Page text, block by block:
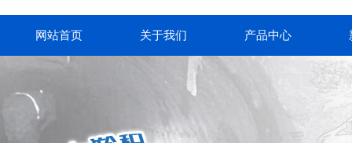
网站首页 关于我们 产品中心